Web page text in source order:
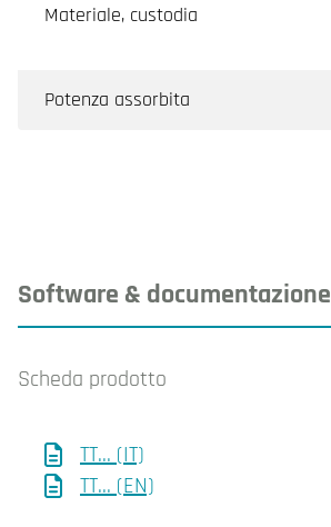
Materiale, custodia
Potenza assorbita
Software & documentazione
Scheda prodotto
TT... (IT)
TT... (EN)